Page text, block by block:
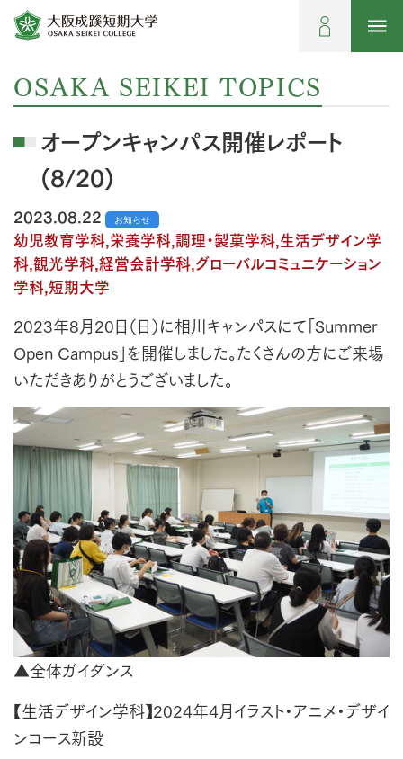
OSAKA SEIKEI TOPICS
オープンキャンパス開催レポート
(8/20)
2023.08.22 お知らせ
幼児教育学科,栄養学科,調理・製菓学科,生活デザイン学
科,観光学科,経営会計学科,グローバルコミュニケーション
学科,短期大学
2023年8月20日（日）に相川キャンパスにて「Summer
Open Campus」を開催しました。たくさんの方にご来場
いただきありがとうございました。
▲全体ガイダンス
【生活デザイン学科】2024年4月イラスト・アニメ・デザイ
ンコース新設